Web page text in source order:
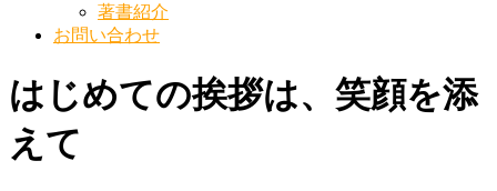
著書紹介
お問い合わせ
はじめての挨拶は、笑顔を添
えて